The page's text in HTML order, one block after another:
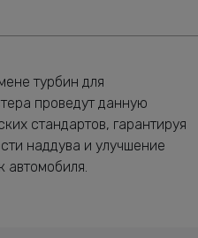
турбин для
проведут данную
стандартов, гарантируя
наддува и улучшение
автомобиля.